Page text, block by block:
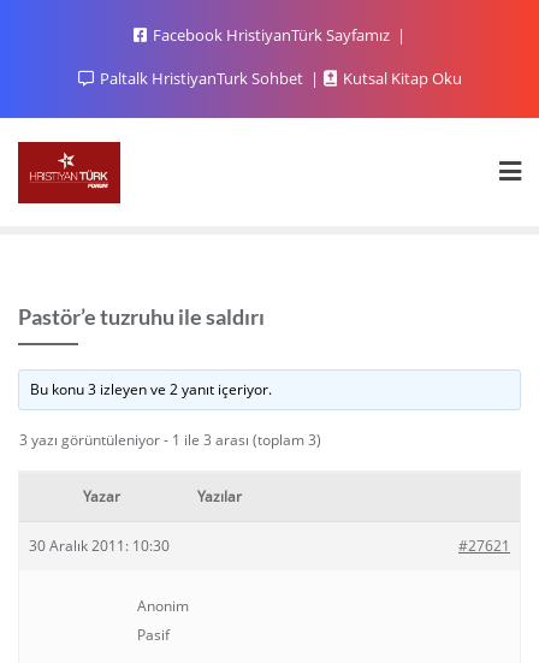
Facebook HristiyanTürk Sayfamız
Paltalk HristiyanTurk Sohbet
Kutsal Kitap Oku
Pastör’e tuzruhu ile saldırı
Bu konu 3 izleyen ve 2 yanıt içeriyor.
3 yazı görüntüleniyor - 1 ile 3 arası (toplam 3)
Yazar Yazılar
30 Aralık 2011: 10:30 #27621
Anonim
Pasif